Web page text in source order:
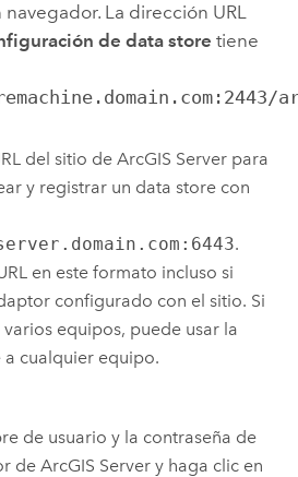
navegador. La dirección URL
de data store tiene
del sitio de ArcGIS Serverpara
y registrar un data store con
.
en este formato incluso si
configurado con el sitio. Si
equipos, puede usar la
a cualquier equipo.
de usuario y la contraseña de
de ArcGIS Servery haga clic en